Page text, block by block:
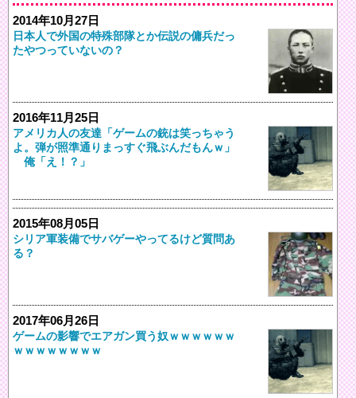
2014年10月27日
日本人で外国の特殊部隊とか伝説の傭兵だっ
たやつっていないの？
2016年11月25日
アメリカ人の友達「ゲームの銃は笑っちゃう
よ。弾が照準通りまっすぐ飛ぶんだもんｗ」
俺「え！？」
2015年08月05日
シリア軍装備でサバゲーやってるけど質問あ
る？
2017年06月26日
ゲームの影響でエアガン買う奴ｗｗｗｗｗｗ
ｗｗｗｗｗｗｗｗ